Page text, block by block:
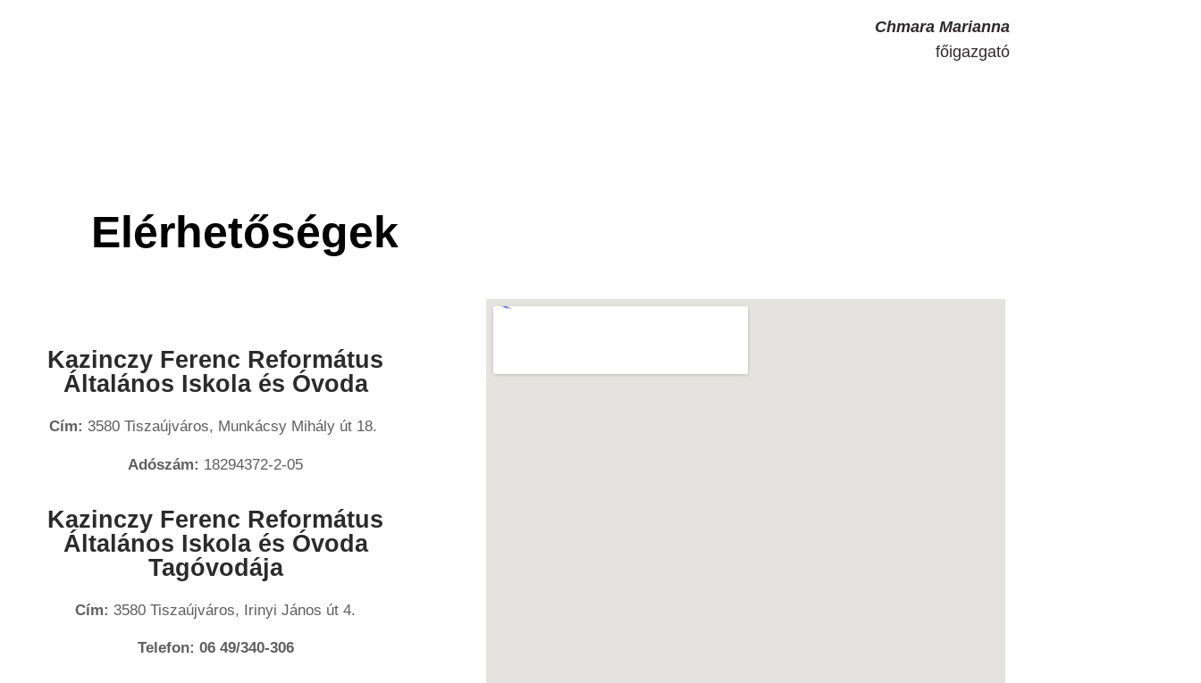
Chmara Marianna
főigazgató
Elérhetőségek
Kazinczy Ferenc Református
Általános Iskola és Óvoda
Cím:3580 Tiszaújváros, Munkácsy Mihály út 18.
Adószám: 18294372-2-05
Kazinczy Ferenc Református
Általános Iskola és Óvoda
Tagóvodája
Cím:3580 Tiszaújváros, Irinyi János út 4.
Telefon: 06 49/340-306